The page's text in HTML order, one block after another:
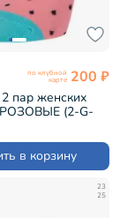
по клубной
карте 200 ₽
пар женских
(2-G-
в корзину
23
25